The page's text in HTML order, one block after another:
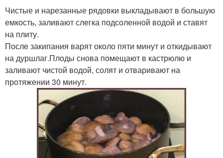
Чистые и нарезанные рядовки выкладывают в большую
емкость, заливают слегка подсоленной водой и ставят
на плиту.
После закипания варят около пяти минут и откидывают
на дуршлаг.Плоды снова помещают в кастрюлю и
заливают чистой водой, солят и отваривают на
протяжении 30 минут.